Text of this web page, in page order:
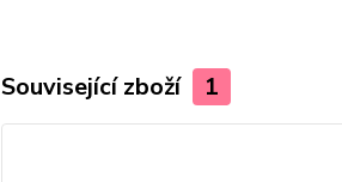
Související zboží 1